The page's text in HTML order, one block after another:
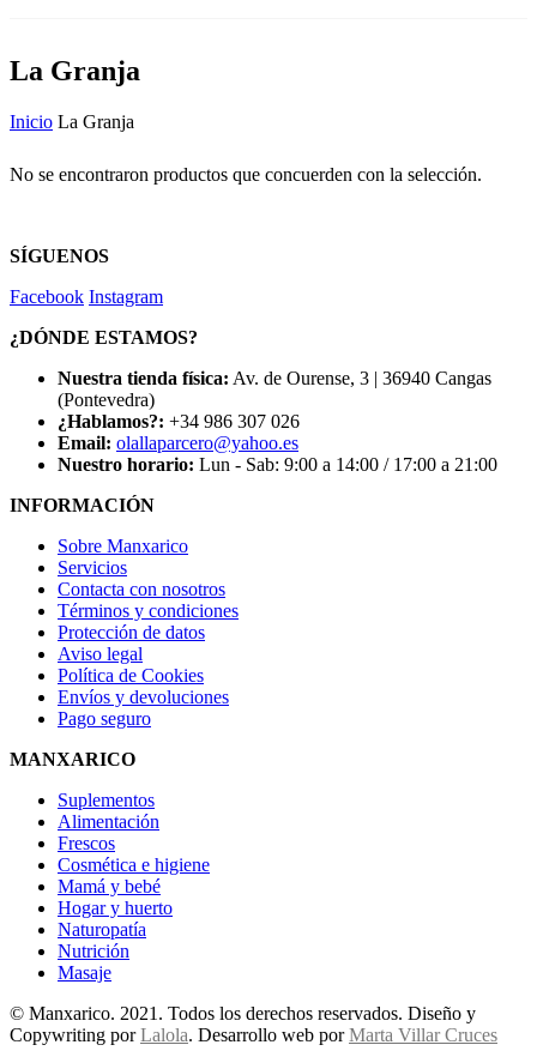
La Granja
Inicio La Granja
No se encontraron productos que concuerden con la selección.
SÍGUENOS
Facebook Instagram
¿DÓNDE ESTAMOS?
Nuestra tienda física: Av. de Ourense, 3 | 36940 Cangas
(Pontevedra)
¿Hablamos?: +34 986 307 026
Email: olallaparcero@yahoo.es
Nuestro horario: Lun - Sab: 9:00 a 14:00 / 17:00 a 21:00
INFORMACIÓN
Sobre Manxarico
Servicios
Contacta con nosotros
Términos y condiciones
Protección de datos
Aviso legal
Política de Cookies
Envíos y devoluciones
Pago seguro
MANXARICO
Suplementos
Alimentación
Frescos
Cosmética e higiene
Mamá y bebé
Hogar y huerto
Naturopatía
Nutrición
Masaje
© Manxarico. 2021. Todos los derechos reservados. Diseño y
Copywriting porLalola. Desarrollo web porMarta Villar Cruces